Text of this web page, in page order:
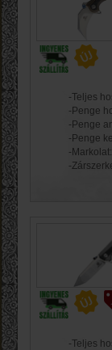
-Teljes
-Penge
-Penge
-Penge
-
-
-Teljes